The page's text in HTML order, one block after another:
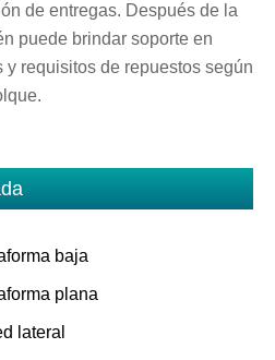
de entregas. Después de la
puede brindar soporte en
requisitos de repuestos según
baja
plana
lateral